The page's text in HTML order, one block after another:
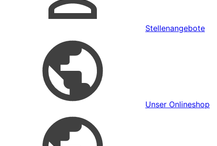
Stellenangebote
Unser Onlineshop